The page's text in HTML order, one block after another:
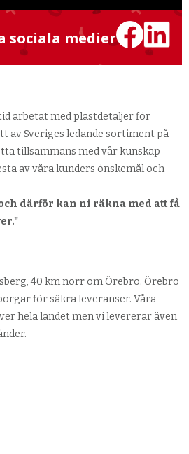
sociala medier
arbetat med plastdetaljer för
av Sveriges ledande sortiment på
tillsammans med vår kunskap
av våra kunders önskemål och
därför kan ni räkna med att få
40 km norr om Örebro. Örebro
för säkra leveranser. Våra
hela landet men vi levererar även